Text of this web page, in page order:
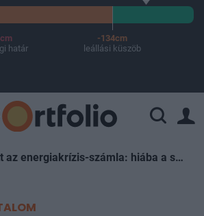
határ
-134cm
leállási küszöb
Megjött az energiakrízis-számla: hiába a spórolás, súlyos forintokat éget el az ország esténként